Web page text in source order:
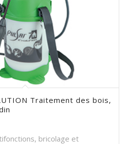
Traitement des bois,
bricolage et